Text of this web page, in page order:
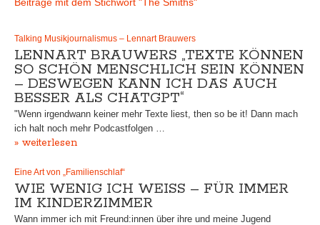
Talking Musikjournalismus – Lennart Brauwers
LENNART BRAUWERS „TEXTE KÖNNEN
SO SCHÖN MENSCHLICH SEIN KÖNNEN
– DESWEGEN KANN ICH DAS AUCH
BESSER ALS CHATGPT“
"Wenn irgendwann keiner mehr Texte liest, then so be it! Dann mach
ich halt noch mehr Podcastfolgen …
» weiterlesen
Eine Art von „Familienschlaf“
WIE WENIG ICH WEISS – FÜR IMMER I
M KINDERZIMMER
Wann immer ich mit Freund:innen über ihre und meine Jugend